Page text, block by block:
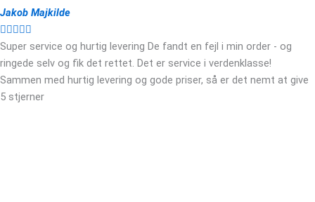
Jakob Majkilde

Super service og hurtig levering De fandt en fejl i min order - og
ringede selv og fik det rettet. Det er service i verdenklasse!
Sammen med hurtig levering og gode priser, så er det nemt at give
5 stjerner